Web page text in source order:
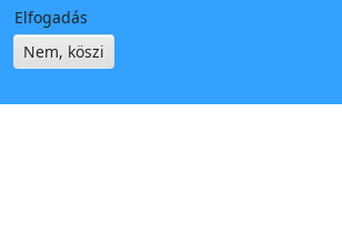
Elfogadás
Nem, köszi